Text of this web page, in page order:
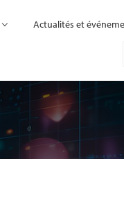
Actualités et